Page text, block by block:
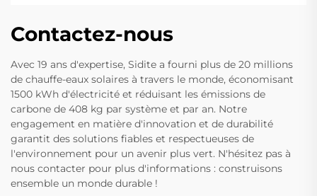
Contactez-nous
Avec 19 ans d'expertise, Sidite a fourni plus de 20 millions
de chauffe-eaux solaires à travers le monde, économisant
1500 kWh d'électricité et réduisant les émissions de
carbone de 408 kg par système et par an. Notre
engagement en matière d'innovation et de durabilité
garantit des solutions fiables et respectueuses de
l'environnement pour un avenir plus vert. N'hésitez pas à
nous contacter pour plus d'informations : construisons
ensemble un monde durable !